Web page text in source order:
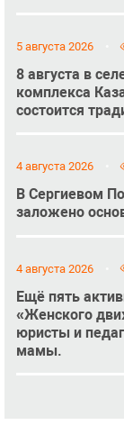
5 августа 2026
8 августа в
комплекса
состоится
4 августа 2026
В Сергиевом
заложено
4 августа 2026
Ещё пять
«Женского
юристы и
мамы.